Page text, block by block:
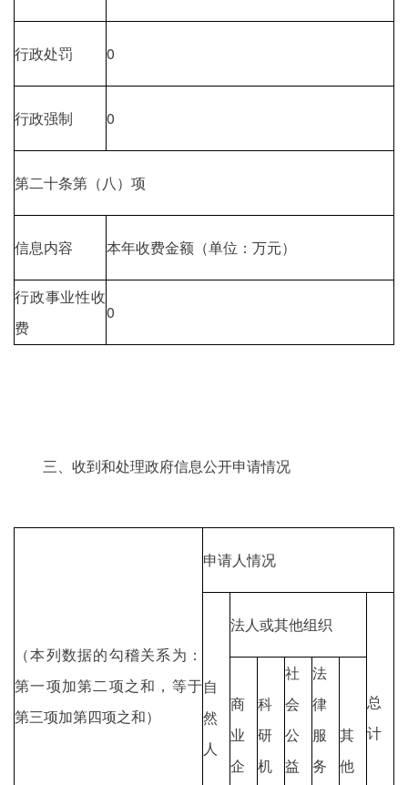
行政处罚 0
行政强制 0
第二十条第（八）项
信息内容 本年收费金额（单位：万元）
行政事业性收
费
0
三、收到和处理政府信息公开申请情况
（本列数据的勾稽关系为：
第一项加第二项之和，等于
第三项加第四项之和）
申请人情况
自
然
人
法人或其他组织
总
计
商
业
企
科
研
机
社
会
公
益
法
律
服
务
其
他